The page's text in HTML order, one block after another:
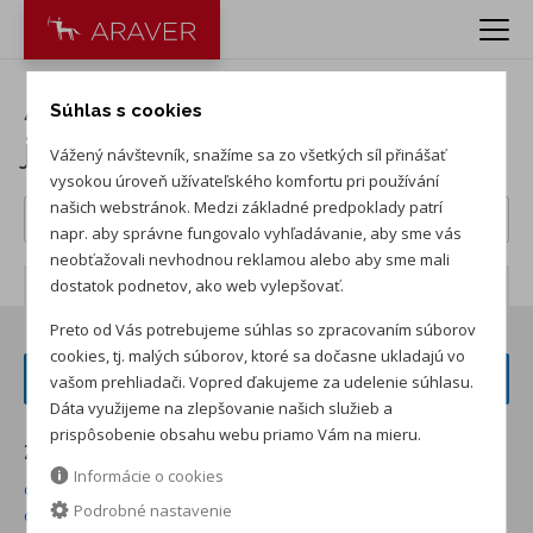
Autá na predaj: nové a
jazdené vozidlá
Počet záznamov: 622
FILTER VOZIDIEL
Zoradiť podľa:
od najnižšej ceny skladom
od najvyššej zľavy
od najnižšej ceny
Súhlas s cookies
Vážený návštevník, snažíme sa zo všetkých síl přinášať
vysokou úroveň užívateľského komfortu pri používání
našich webstránok. Medzi základné predpoklady patrí
napr. aby správne fungovalo vyhľadávanie, aby sme vás
neobťažovali nevhodnou reklamou alebo aby sme mali
dostatok podnetov, ako web vylepšovať.
Preto od Vás potrebujeme súhlas so zpracovaním súborov
cookies, tj. malých súborov, ktoré sa dočasne ukladajú vo
vašom prehliadači. Vopred ďakujeme za udelenie súhlasu.
Dáta využijeme na zlepšovanie našich služieb a
prispôsobenie obsahu webu priamo Vám na mieru.
Informácie o cookies
Podrobné nastavenie